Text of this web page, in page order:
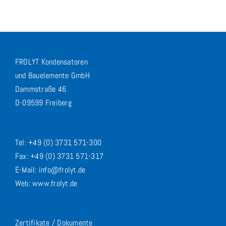
FROLYT Kondensatoren
und Bauelemente GmbH
Dammstraße 46
D-09599 Freiberg
Tel: +49 (0) 3731 571-300
Fax: +49 (0) 3731 571-317
E-Mail: info@frolyt.de
Web: www.frolyt.de
Zertifikate / Dokumente